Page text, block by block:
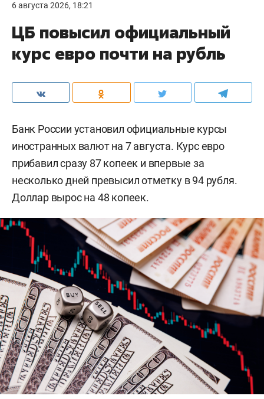
6 августа 2026, 18:21
ЦБ повысил официальный
курс евро почти на рубль
Банк России установил официальные курсы
иностранных валют на 7 августа. Курс евро
прибавил сразу 87 копеек и впервые за
несколько дней превысил отметку в 94 рубля.
Доллар вырос на 48 копеек.